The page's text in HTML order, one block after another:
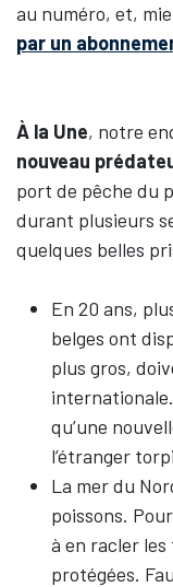
au numéro, et,
par un
À la Une, notre
nouveau
port de pêche du
durant plusieurs
quelques belles
En 20 ans,
belges ont
plus gros,
qu’une
l’étranger
La mer du
poissons.
à en racler les
protégées.